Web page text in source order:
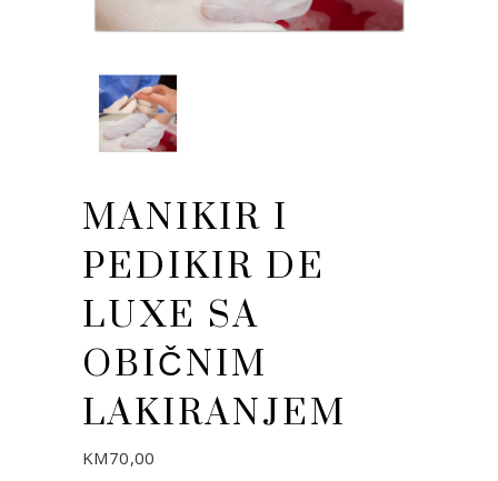
MANIKIR I
PEDIKIR DE
LUXE SA
OBIČNIM
LAKIRANJEM
KM70,00